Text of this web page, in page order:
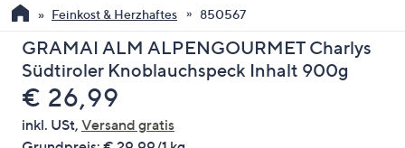
Sie
die
Pfeiltasten
nach
oben
und
nach
Feinkost & Herzhaftes 850567
GRAMAI ALM ALPENGOURMET Charlys
Südtiroler Knoblauchspeck Inhalt 900g
Gelöscht
€ 26,99
inkl. USt, Versand gratis